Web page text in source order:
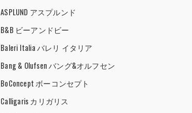
ASPLUND アスプルンド
B&B ビーアンドビー
Baleri Italia バレリ イタリア
Bang & Olufsen バング&オルフセン
BoConcept ボーコンセプト
Calligaris カリガリス